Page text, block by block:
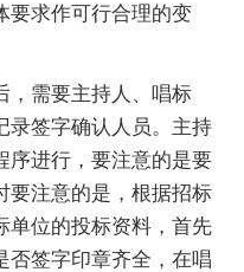
要求作可行合理的变
需要主持人、唱标
录签字确认人员。主持
序进行，要注意的是要
要注意的是，根据招标
单位的投标资料，首先
否签字印章齐全，在唱